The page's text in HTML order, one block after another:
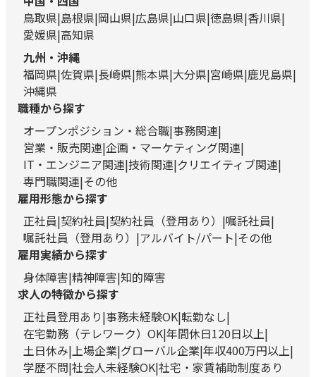
鳥取県 島根県 岡山県 広島県 山口県 徳島県 香川県
愛媛県 高知県
九州・沖縄
福岡県 佐賀県 長崎県 熊本県 大分県 宮崎県 鹿児島県
沖縄県
職種から探す
オープンポジション・総合職 事務関連
営業・販売関連 企画・マーケティング関連
IT・エンジニア関連 技術関連 クリエイティブ関連
専門職関連 その他
雇用形態から探す
正社員 契約社員 契約社員（登用あり）
嘱託社員
嘱託社員（登用あり）
アルバイト/パート その他
雇用実績から探す
身体障害 精神障害 知的障害
求人の特徴から探す
正社員登用あり 事務未経験OK 転勤なし
在宅勤務（テレワーク）OK 年間休日120日以上
土日休み 上場企業 グローバル企業 年収400万円以上
学歴不問 社会人未経験OK 社宅・家賃補助制度あり